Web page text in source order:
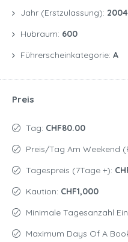
Jahr (Erstzulassung): 2004
Hubraum: 600
Führerscheinkategorie: A
Preis
Tag: CHF80.00
Preis/Tag Am Weekend
Tagespreis (7Tage +):
Kaution: CHF1,000
Minimale Tagesanzahl
Maximum Days Of A